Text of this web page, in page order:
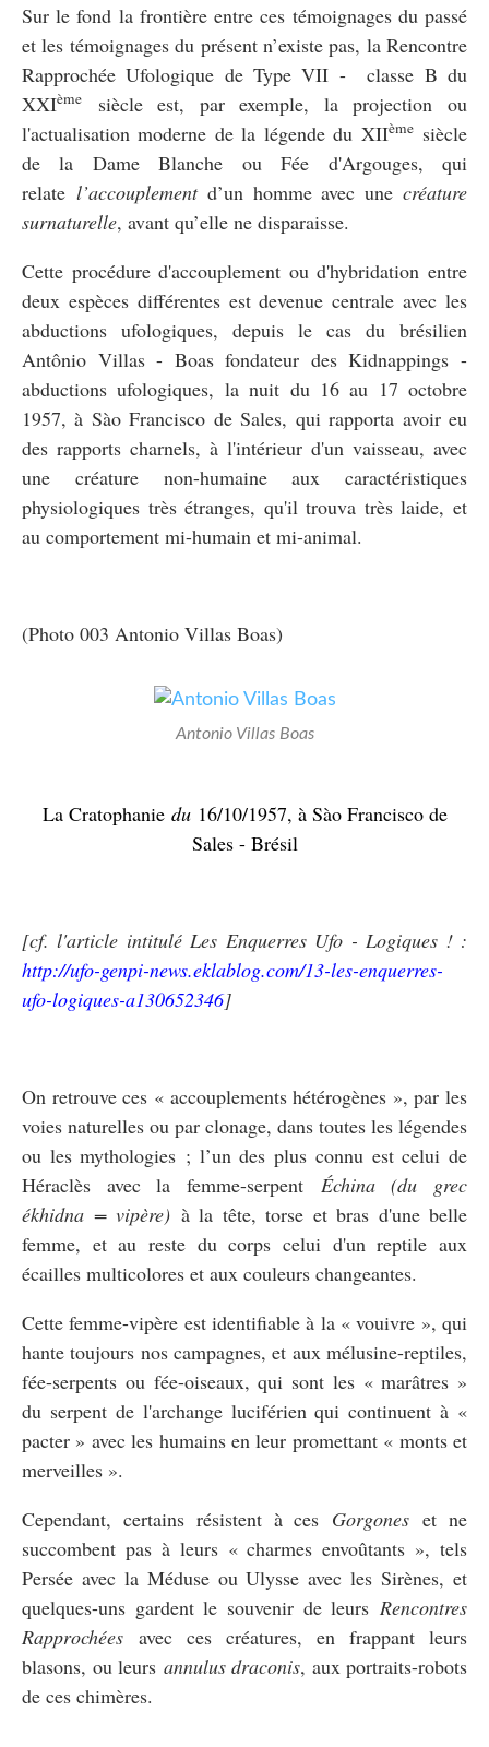
Sur le fond la frontière entre ces témoignages du passé
et les témoignages du présent n’existe pas, la Rencontre
Rapprochée Ufologique de Type VII - classe B du
XXIème
siècle est, par exemple, la projection ou
l'actualisation moderne de la légende du XIIèmesiècle
de la Dame Blanche ou Fée d'Argouges, qui
relate l’accouplementd’un homme avec une créature
surnaturelle, avant qu’elle ne disparaisse.
Cette procédure d'accouplement ou d'hybridation entre
deux espèces différentes est devenue centrale avec les
abductions ufologiques, depuis le cas du brésilien
Antônio Villas - Boas fondateur des Kidnappings -
abductions ufologiques, la nuit du 16 au 17 octobre
1957, à Sào Francisco de Sales, qui rapporta avoir eu
des rapports charnels, à l'intérieur d'un vaisseau, avec
une créature non-humaine aux caractéristiques
physiologiques très étranges, qu'il trouva très laide, et
au comportement mi-humain et mi-animal.
(Photo 003 Antonio Villas Boas)
Antonio Villas Boas
La Cratophanie du 16/10/1957, à Sào Francisco de
Sales - Brésil
[cf. l'article intitulé Les Enquerres Ufo - Logiques ! :
http://ufo-genpi-news.eklablog.com/13-les-enquerres-
ufo-logiques-a130652346]
On retrouve ces « accouplements hétérogènes », par les
voies naturelles ou par clonage, dans toutes les légendes
ou les mythologies ; l’un des plus connu est celui de
Héraclès avec la femme-serpent Échina (du grec
ékhidna = vipère) à la tête, torse et bras d'une belle
femme, et au reste du corps celui d'un reptile aux
écailles multicolores et aux couleurs changeantes.
Cette femme-vipère est identifiable à la « vouivre », qui
hante toujours nos campagnes, et aux mélusine-reptiles,
fée-serpents ou fée-oiseaux, qui sont les « marâtres »
du serpent de l'archange luciférien qui continuent à «
pacter » avec les humains en leur promettant « monts et
merveilles ».
Cependant, certains résistent à ces Gorgones et ne
succombent pas à leurs « charmes envoûtants », tels
Persée avec la Méduse ou Ulysse avec les Sirènes, et
quelques-uns gardent le souvenir de leurs Rencontres
Rapprochées avec ces créatures, en frappant leurs
blasons, ou leurs annulus draconis, aux portraits-robots
de ces chimères.